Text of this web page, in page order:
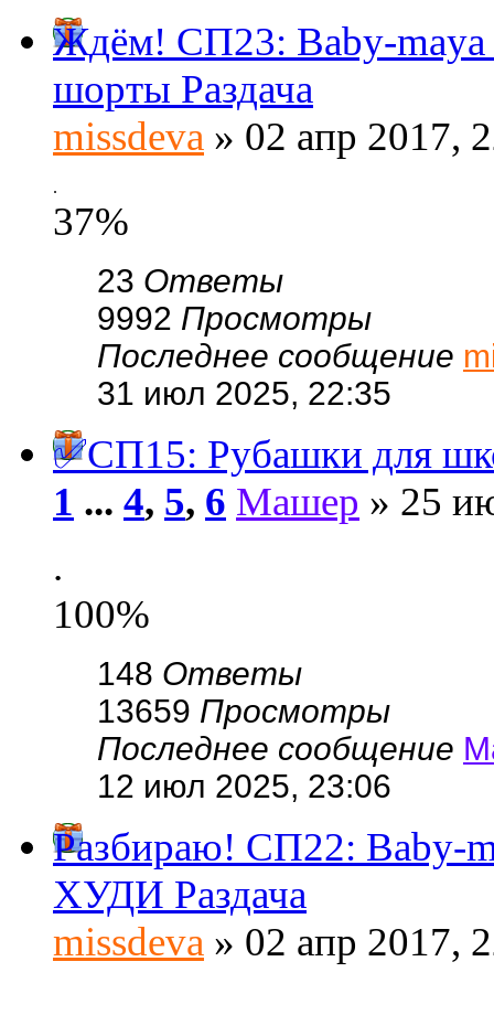
Ждём! СП23: Baby-
шорты Раздача
missdeva » 02 апр 2017,
.
37%
23 Ответы
9992 Просмотры
Последнее сообщение
31 июл 2025, 22:35
✅СП15: Рубашки для
1 ... 4, 5, 6 Машер » 25
.
100%
148 Ответы
13659 Просмотры
Последнее сообщение
12 июл 2025, 23:06
Разбираю! СП22: Baby-
ХУДИ Раздача
missdeva » 02 апр 2017,